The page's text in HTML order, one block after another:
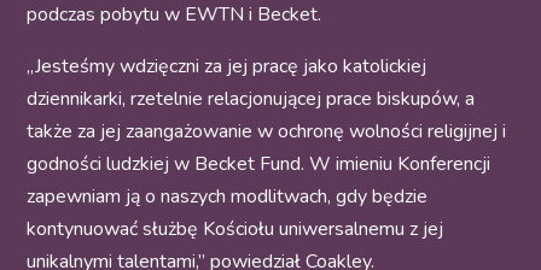
podczas pobytu w EWTN i Becket.
„Jesteśmy wdzięczni za jej pracę jako katolickiej
dziennikarki, rzetelnie relacjonującej prace biskupów, a
także za jej zaangażowanie w ochronę wolności religijnej i
godności ludzkiej w Becket Fund. W imieniu Konferencji
zapewniam ją o naszych modlitwach, gdy będzie
kontynuować służbę Kościołu uniwersalnemu z jej
unikalnymi talentami,” powiedział Coakley.